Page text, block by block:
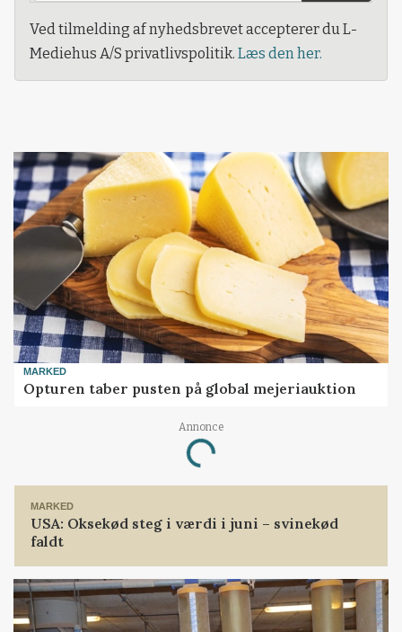
Ved tilmelding af nyhedsbrevet accepterer du L-
Mediehus A/S privatlivspolitik. Læs den her.
MARKED
Opturen taber pusten på global mejeriauktion
Annonce
Loading...
MARKED
USA: Oksekød steg i værdi i juni – svinekød
faldt